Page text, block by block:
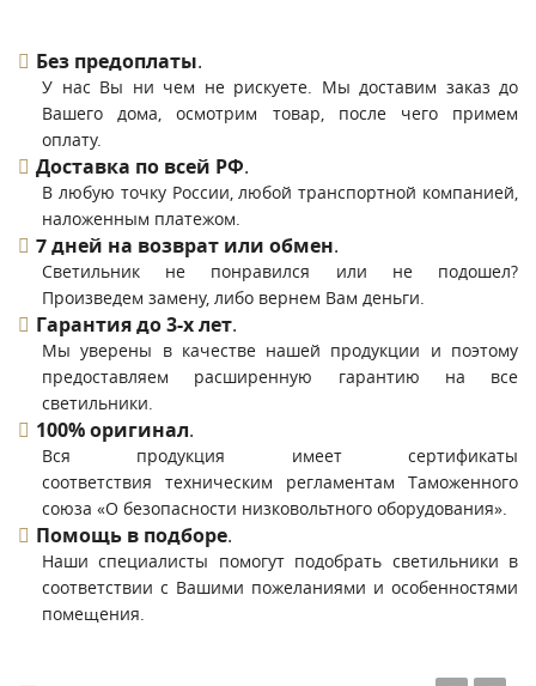
Без предоплаты.
У нас Вы ни чем не рискуете. Мы доставим заказ до
Вашего дома, осмотрим товар, после чего примем
оплату.
Доставка по всей РФ.
В любую точку России, любой транспортной компанией,
наложенным платежом.
7 дней на возврат или обмен.
Светильник не понравился или не подошел?
Произведем замену, либо вернем Вам деньги.
Гарантия до 3-х лет.
Мы уверены в качестве нашей продукции и поэтому
предоставляем расширенную гарантию на все
светильники.
100% оригинал.
Вся продукция имеет сертификаты
соответствия техническим регламентам Таможенного
союза «О безопасности низковольтного оборудования».
Помощь в подборе.
Наши специалисты помогут подобрать светильники в
соответствии с Вашими пожеланиями и особенностями
помещения.